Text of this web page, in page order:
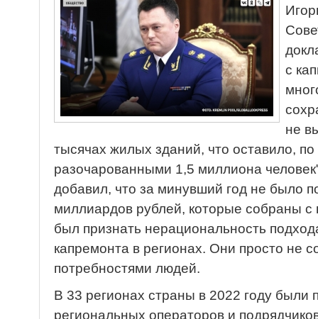
с
не
тысячах жилых зданий, что оставило,
разочарованными 1,5 миллиона
добавил, что за минувший год не было
миллиардов рублей, которые собраны
был признать нерациональность
капремонта в регионах. Они просто не
потребностями людей.
В 33 регионах страны в 2022 году были
региональных операторов и